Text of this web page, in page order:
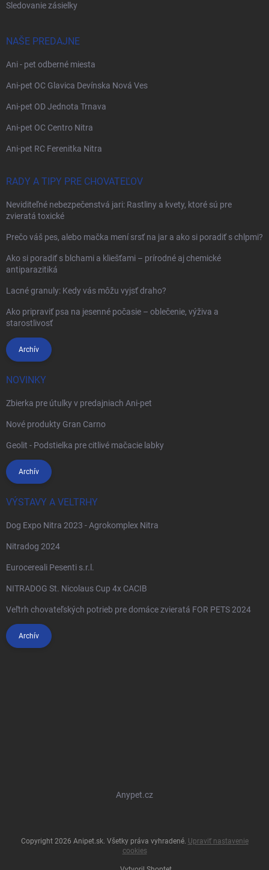
Sledovanie zásielky
NAŠE PREDAJNE
Ani - pet odberné miesta
Ani-pet OC Glavica Devínska Nová Ves
Ani-pet OD Jednota Trnava
Ani-pet OC Centro Nitra
Ani-pet RC Ferenitka Nitra
RADY A TIPY PRE CHOVATEĽOV
Neviditeľné nebezpečenstvá jari: Rastliny a kvety, ktoré sú pre
zvieratá toxické
Prečo váš pes, alebo mačka mení srsť na jar a ako si poradiť s chlpmi?
Ako si poradiť s blchami a kliešťami – prírodné aj chemické
antiparazitiká
Lacné granuly: Kedy vás môžu vyjsť draho?
Ako pripraviť psa na jesenné počasie – oblečenie, výživa a
starostlivosť
Archív
NOVINKY
Zbierka pre útulky v predajniach Ani-pet
Nové produkty Gran Carno
Geolit - Podstielka pre citlivé mačacie labky
Archív
VÝSTAVY A VELTRHY
Dog Expo Nitra 2023 - Agrokomplex Nitra
Nitradog 2024
Eurocereali Pesenti s.r.l.
NITRADOG St. Nicolaus Cup 4x CACIB
Veľtrh chovateľských potrieb pre domáce zvieratá FOR PETS 2024
Archív
Anypet.cz
Copyright 2026 Anipet.sk. Všetky práva vyhradené. Upraviť nastavenie
cookies